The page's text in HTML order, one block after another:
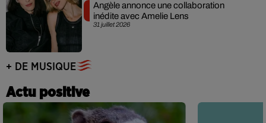
31 juillet 2026
Angèle annonce une collaboration
inédite avec Amelie Lens
+ DE MUSIQUE
Actu positive